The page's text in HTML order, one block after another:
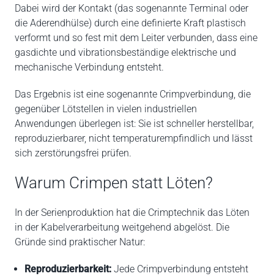
Dabei wird der Kontakt (das sogenannte Terminal oder
die Aderendhülse) durch eine definierte Kraft plastisch
verformt und so fest mit dem Leiter verbunden, dass eine
gasdichte und vibrationsbeständige elektrische und
mechanische Verbindung entsteht.
Das Ergebnis ist eine sogenannte Crimpverbindung, die
gegenüber Lötstellen in vielen industriellen
Anwendungen überlegen ist: Sie ist schneller herstellbar,
reproduzierbarer, nicht temperaturempfindlich und lässt
sich zerstörungsfrei prüfen.
Warum Crimpen statt Löten?
In der Serienproduktion hat die Crimptechnik das Löten
in der Kabelverarbeitung weitgehend abgelöst. Die
Gründe sind praktischer Natur:
Reproduzierbarkeit: Jede Crimpverbindung entsteht